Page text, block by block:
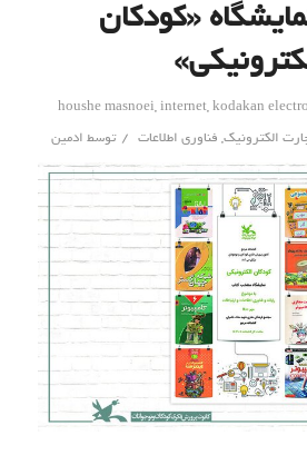
«کودکان
houshe masnoei,internet,kodakan
الکترونیک, فناوری اطلاعات / توسط ادمین